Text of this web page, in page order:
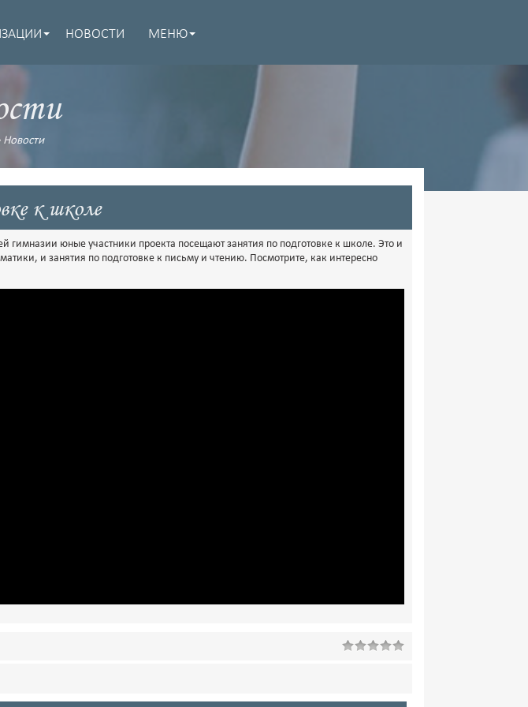
НОВОСТИ МЕНЮ
Новости
к школе
гимназии юные участники проекта посещают занятия по подготовке к школе. Это и
и занятия по подготовке к письму и чтению. Посмотрите, как интересно